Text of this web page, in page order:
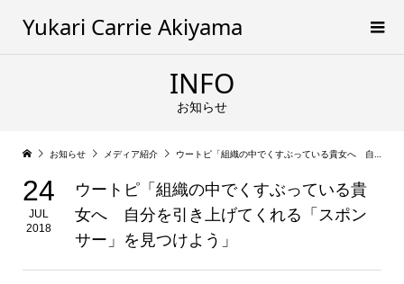
Yukari Carrie Akiyama
INFO
お知らせ
お知らせ メディア紹介 ウートピ「組織の中でくすぶっている貴女へ 自分を引き上げてくれる「スポンサー」を見つけよう」
24
JUL
2018
ウートピ「組織の中でくすぶっている貴
女へ 自分を引き上げてくれる「スポン
サー」を見つけよう」